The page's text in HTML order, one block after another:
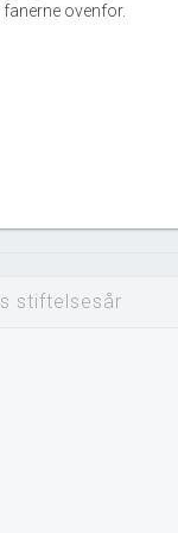
ovenfor.
stiftelsesår